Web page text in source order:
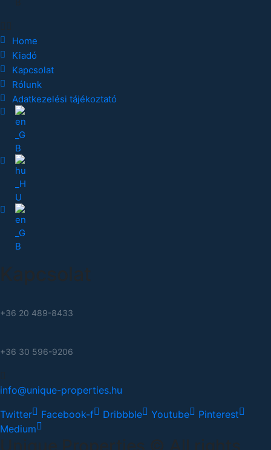
Home
Kiadó
Kapcsolat
Rólunk
Adatkezelési tájékoztató
+36 20 489-8433
+36 30 596-9206
info@unique-properties.hu
Twitter
Facebook-f Dribbble Youtube
Pinterest
Medium